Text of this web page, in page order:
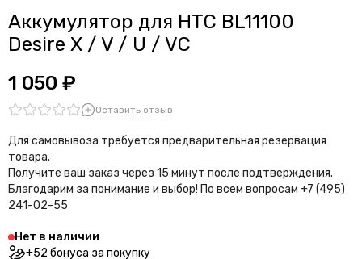
Аккумулятор для HTC BL11100
Desire X / V / U / VC
1 050 ₽
Оставить отзыв
Для самовывоза требуется предварительная резервация
товара.
Получите ваш заказ через 15 минут после подтверждения.
Благодарим за понимание и выбор! По всем вопросам +7 (495)
241-02-55
Нет в наличии
+52 бонуса за покупку